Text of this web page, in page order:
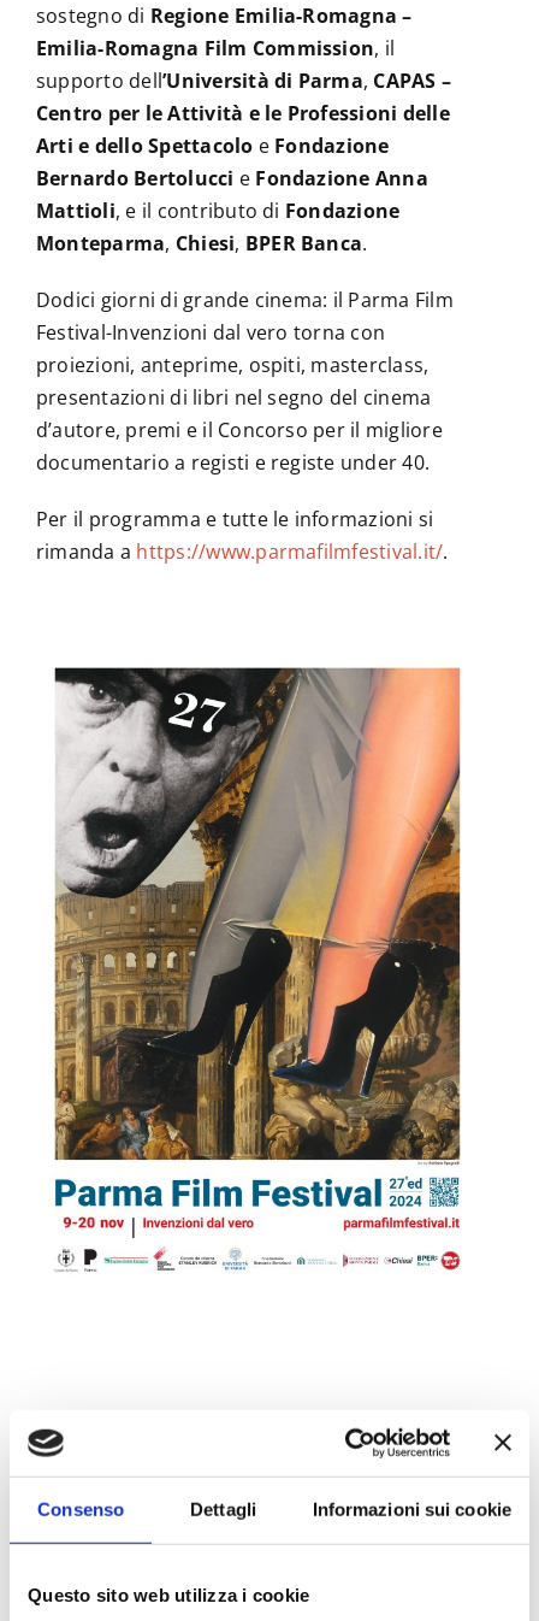
Consenso Dettagli Informazioni sui cookie
Questo sito web utilizza i cookie
sostegno di Regione Emilia-Romagna –
Emilia-Romagna Film Commission, il
supporto dell’Università di Parma, CAPAS –
Centro per le Attività e le Professioni delle
Arti e dello Spettacolo e Fondazione
Bernardo Bertolucci e Fondazione Anna
Mattioli, e il contributo di Fondazione
Monteparma, Chiesi, BPER Banca.
Dodici giorni di grande cinema: il Parma Film
Festival-Invenzioni dal vero torna con
proiezioni, anteprime, ospiti, masterclass,
presentazioni di libri nel segno del cinema
d’autore, premi e il Concorso per il migliore
documentario a registi e registe under 40.
Per il programma e tutte le informazioni si
rimanda a https://www.parmafilmfestival.it/.
Cerca
per: